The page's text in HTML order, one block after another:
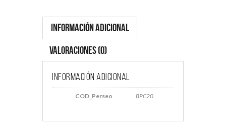
Información adicional
Valoraciones (0)
Información adicional
COD_Perseo BPC20